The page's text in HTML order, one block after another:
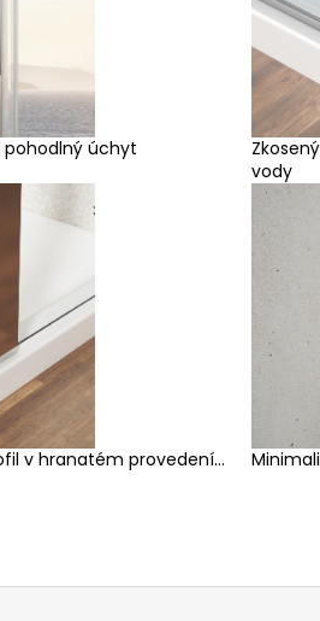
pohodlný úchyt
vody
v hranatém provedení...